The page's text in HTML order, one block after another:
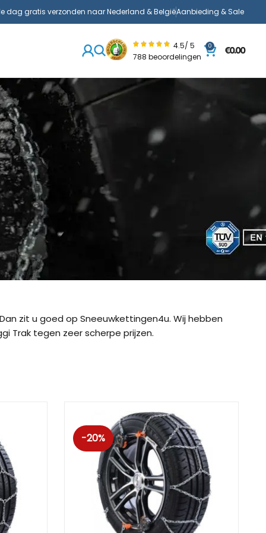
dag gratis verzonden naar Nederland & BelgiëAanbieding & Sale
CB-12 König CB-7 (7mm)
Easy-Fit CU-9 König Easy-Fit voor SUV’s
4.5/ 5
788 beoordelingen
0
€0.00
zit u goed op Sneeuwkettingen4u. Wij hebben
Trak tegen zeer scherpe prijzen.
-20%